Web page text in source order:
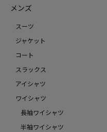
メンズ
スーツ
ジャケット
コート
スラックス
アイシャツ
ワイシャツ
長袖ワイシャツ
半袖ワイシャツ